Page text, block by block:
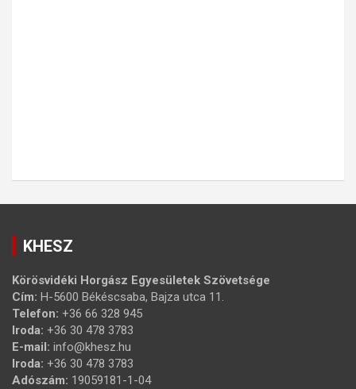
KHESZ
Körösvidéki Horgász Egyesületek Szövetsége
Cím: H-5600 Békéscsaba, Bajza utca 11.
Telefon: +36 66 328 945
Iroda: +36 30 478 3783
E-mail: info@khesz.hu
Iroda: +36 30 478 3783
Adószám: 19059181-1-04